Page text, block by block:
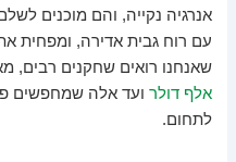
אנרגיה נקייה, והם מוכנים
עם רוח גבית אדירה, ומפחית
שאנחנו רואים שחקנים רבים,
אלף דולר ועד אלה שמחפשים
לתחום.